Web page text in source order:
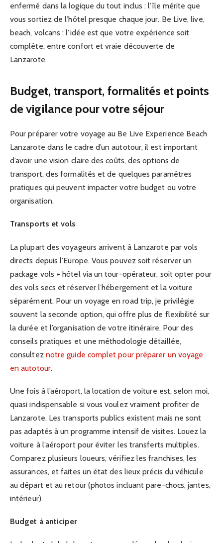
enfermé dans la logique du tout inclus : l’île mérite que
vous sortiez de l’hôtel presque chaque jour. Be Live, live,
beach, volcans : l’idée est que votre expérience soit
complète, entre confort et vraie découverte de
Lanzarote.
Budget, transport, formalités et points
de vigilance pour votre séjour
Pour préparer votre voyage au Be Live Experience Beach
Lanzarote dans le cadre d’un autotour, il est important
d’avoir une vision claire des coûts, des options de
transport, des formalités et de quelques paramètres
pratiques qui peuvent impacter votre budget ou votre
organisation.
Transports et vols
La plupart des voyageurs arrivent à Lanzarote par vols
directs depuis l’Europe. Vous pouvez soit réserver un
package vols + hôtel via un tour-opérateur, soit opter pour
des vols secs et réserver l’hébergement et la voiture
séparément. Pour un voyage en road trip, je privilégie
souvent la seconde option, qui offre plus de flexibilité sur
la durée et l’organisation de votre itinéraire. Pour des
conseils pratiques et une méthodologie détaillée,
consultez notre guide complet pour préparer un voyage
en autotour.
Une fois à l’aéroport, la location de voiture est, selon moi,
quasi indispensable si vous voulez vraiment profiter de
Lanzarote. Les transports publics existent mais ne sont
pas adaptés à un programme intensif de visites. Louez la
voiture à l’aéroport pour éviter les transferts multiples.
Comparez plusieurs loueurs, vérifiez les franchises, les
assurances, et faites un état des lieux précis du véhicule
au départ et au retour (photos incluant pare-chocs, jantes,
intérieur).
Budget à anticiper